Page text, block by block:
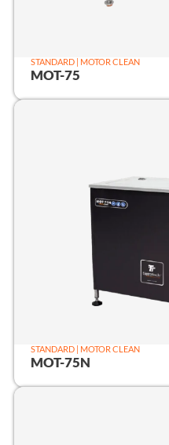
STANDARD | MOTOR CLEAN
MOT-75
STANDARD | MOTOR CLEAN
MOT-75N